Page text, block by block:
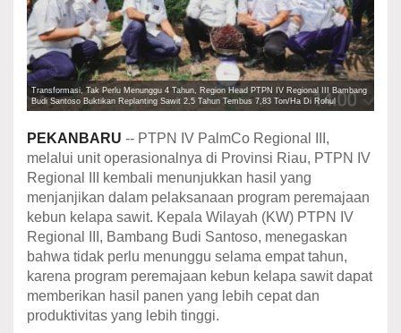
Transformasi, Tak Perlu Menunggu 4 Tahun, Region Head PTPN IV Regional III Bambang
Budi Santoso Buktikan Replanting Sawit 2,5 Tahun Tembus 7,83 Ton/Ha Di Rohul
PEKANBARU -- PTPN IV PalmCo Regional III,
melalui unit operasionalnya di Provinsi Riau, PTPN IV
Regional III kembali menunjukkan hasil yang
menjanjikan dalam pelaksanaan program peremajaan
kebun kelapa sawit. Kepala Wilayah (KW) PTPN IV
Regional III, Bambang Budi Santoso, menegaskan
bahwa tidak perlu menunggu selama empat tahun,
karena program peremajaan kebun kelapa sawit dapat
memberikan hasil panen yang lebih cepat dan
produktivitas yang lebih tinggi.